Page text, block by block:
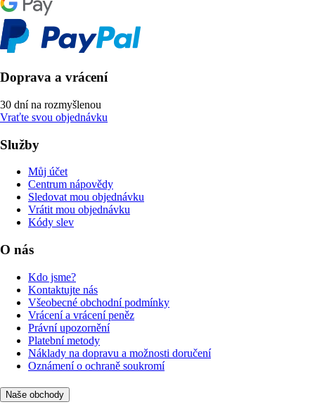
Doprava a vrácení
30 dní na rozmyšlenou
Vraťte svou objednávku
Služby
Můj účet
Centrum nápovědy
Sledovat mou objednávku
Vrátit mou objednávku
Kódy slev
O nás
Kdo jsme?
Kontaktujte nás
Všeobecné obchodní podmínky
Vrácení a vrácení peněz
Právní upozornění
Platební metody
Náklady na dopravu a možnosti doručení
Oznámení o ochraně soukromí
Naše obchody